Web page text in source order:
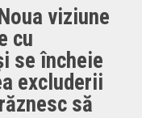
viziune
cu
se încheie
excluderii
să